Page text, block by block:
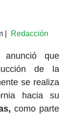
| Redacción
anunció que
de la
se realiza
hacia su
como parte